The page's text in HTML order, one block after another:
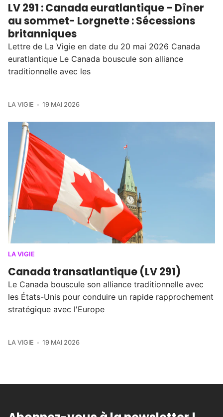
LV 291 : Canada euratlantique – Dîner
au sommet- Lorgnette : Sécessions
britanniques
Lettre de La Vigie en date du 20 mai 2026 Canada
euratlantique Le Canada bouscule son alliance
traditionnelle avec les
LA VIGIE 19 MAI 2026
LA VIGIE
Canada transatlantique (LV 291)
Le Canada bouscule son alliance traditionnelle avec
les États-Unis pour conduire un rapide rapprochement
stratégique avec l'Europe
LA VIGIE 19 MAI 2026